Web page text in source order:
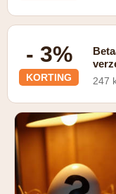
- 3%
KORTING 247